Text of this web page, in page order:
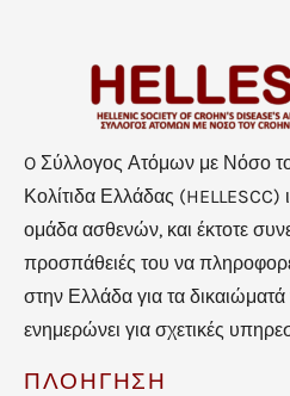
O Σύλλογος Ατόμων με Νόσο
Κολίτιδα Ελλάδας
ομάδα ασθενών, και έκτοτε
προσπάθειές του να
στην Ελλάδα για τα δικαιώματά
ενημερώνει για σχετικές
ΠΛΟΗΓΗΣΗ